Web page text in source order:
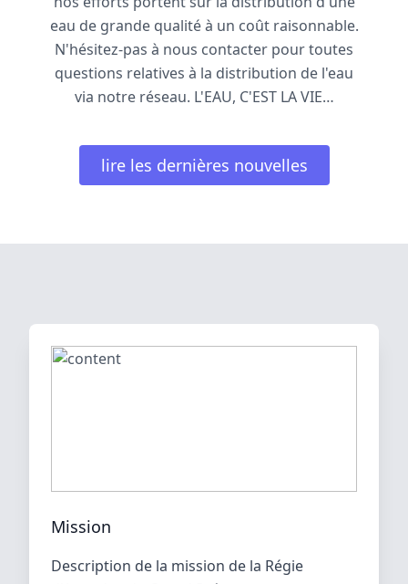
eau de grande qualité à un coût raisonnable.
N'hésitez-pas à nous contacter pour toutes
questions relatives à la distribution de l'eau
via notre réseau. L'EAU, C'EST LA VIE…
lire les dernières nouvelles
Mission
Description de la mission de la Régie